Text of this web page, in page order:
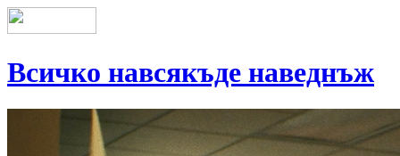
Всичко навсякъде наведнъж